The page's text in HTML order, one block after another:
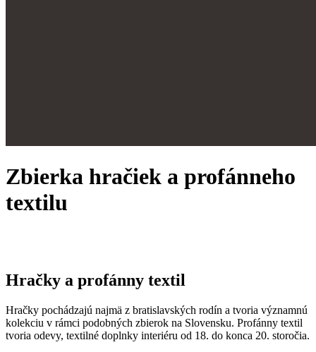
Zbierka hračiek a profánneho
textilu
Hračky a profánny textil
Hračky pochádzajú najmä z bratislavských rodín a tvoria významnú
kolekciu v rámci podobných zbierok na Slovensku. Profánny textil
tvoria odevy, textilné doplnky interiéru od 18. do konca 20. storočia.